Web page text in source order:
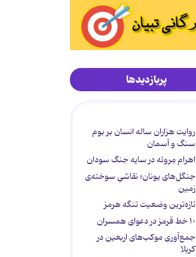
پربازدیدها
روایت هزاران ساله انسان بر بوم
سنگ و آسمان
اهرام مِروئه در سایه جنگ سودان
جنگل‌های یونان؛ نقاشیِ سوخته‌ی
زمین
تازه‌ترین وضعیت تنگه هرمز
۱۰ خط قرمز در دعوای همسران
جمع‌آوری موکب‌های اربعین در
کربلا